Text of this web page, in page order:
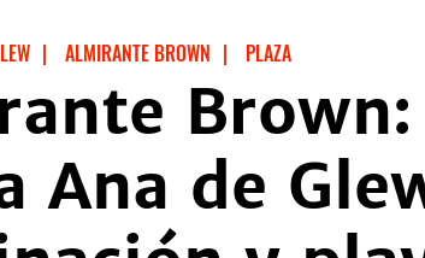
| ALMIRANTE BROWN | PLAZA
Ana de